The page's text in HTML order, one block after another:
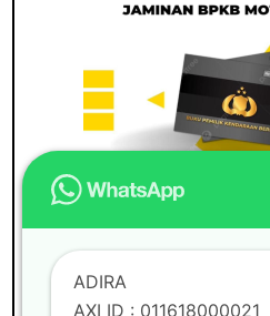
MOBIL
PINJAMAN UANG
TAKE OVER BPKB
ADIRA
AXI ID : 011618000021